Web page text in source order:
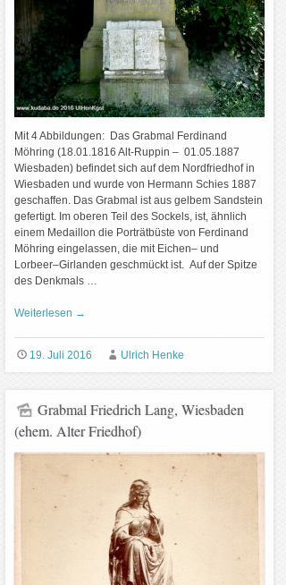
Mit 4 Abbildungen: Das Grabmal Ferdinand
Möhring (18.01.1816 Alt-Ruppin – 01.05.1887
Wiesbaden) befindet sich auf dem Nordfriedhof in
Wiesbaden und wurde von Hermann Schies 1887
geschaffen. Das Grabmal ist aus gelbem Sandstein
gefertigt. Im oberen Teil des Sockels, ist, ähnlich
einem Medaillon die Porträtbüste von Ferdinand
Möhring eingelassen, die mit Eichen– und
Lorbeer–Girlanden geschmückt ist. Auf der Spitze
des Denkmals …
Weiterlesen →
19. Juli 2016 Ulrich Henke
Grabmal Friedrich Lang, Wiesbaden
(ehem. Alter Friedhof)